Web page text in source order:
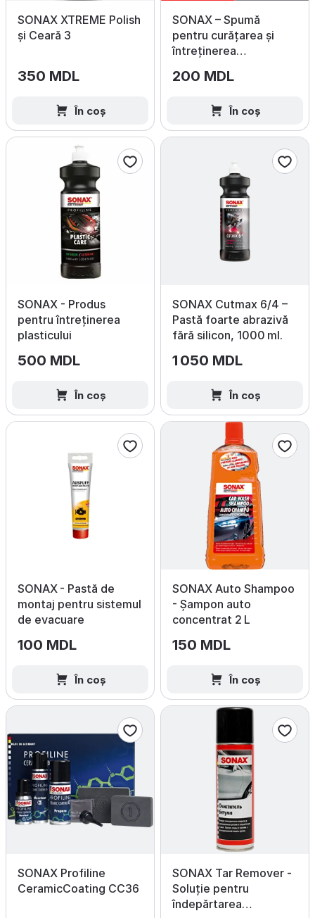
SONAX XTREME Polish
și Ceară 3
350 MDL
În coș
SONAX – Spumă
pentru curățarea și
întreținerea
200 MDL
În coș
SONAX - Produs
pentru întreținerea
plasticului
500 MDL
În coș
SONAX Cutmax 6/4 –
Pastă foarte abrazivă
fără silicon, 1000 ml.
1 050 MDL
În coș
SONAX - Pastă de
montaj pentru sistemul
de evacuare
100 MDL
În coș
SONAX Auto Shampoo
- Șampon auto
concentrat 2 L
150 MDL
În coș
SONAX Profiline
CeramicCoating CC36
SONAX Tar Remover -
Soluție pentru
îndepărtarea